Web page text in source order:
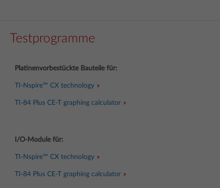
Testprogramme
Platinenvorbestückte Bauteile für:
TI-Nspire™ CX technology
TI-84 Plus CE-T graphing calculator
I/O-Module für:
TI-Nspire™ CX technology
TI-84 Plus CE-T graphing calculator